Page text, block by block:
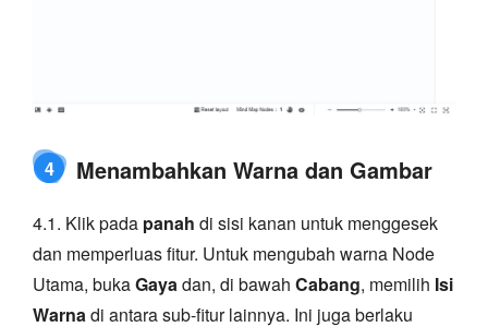
4 Menambahkan Warna dan Gambar
4.1. Klik pada panah di sisi kanan untuk menggesek
dan memperluas fitur. Untuk mengubah warna Node
Utama, bukaGayadan, di bawah Cabang, memilih Isi
Warnadi antara sub-fitur lainnya. Ini juga berlaku